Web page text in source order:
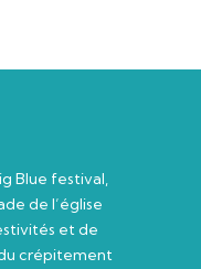
Blue festival,
de l’église
et de
crépitement